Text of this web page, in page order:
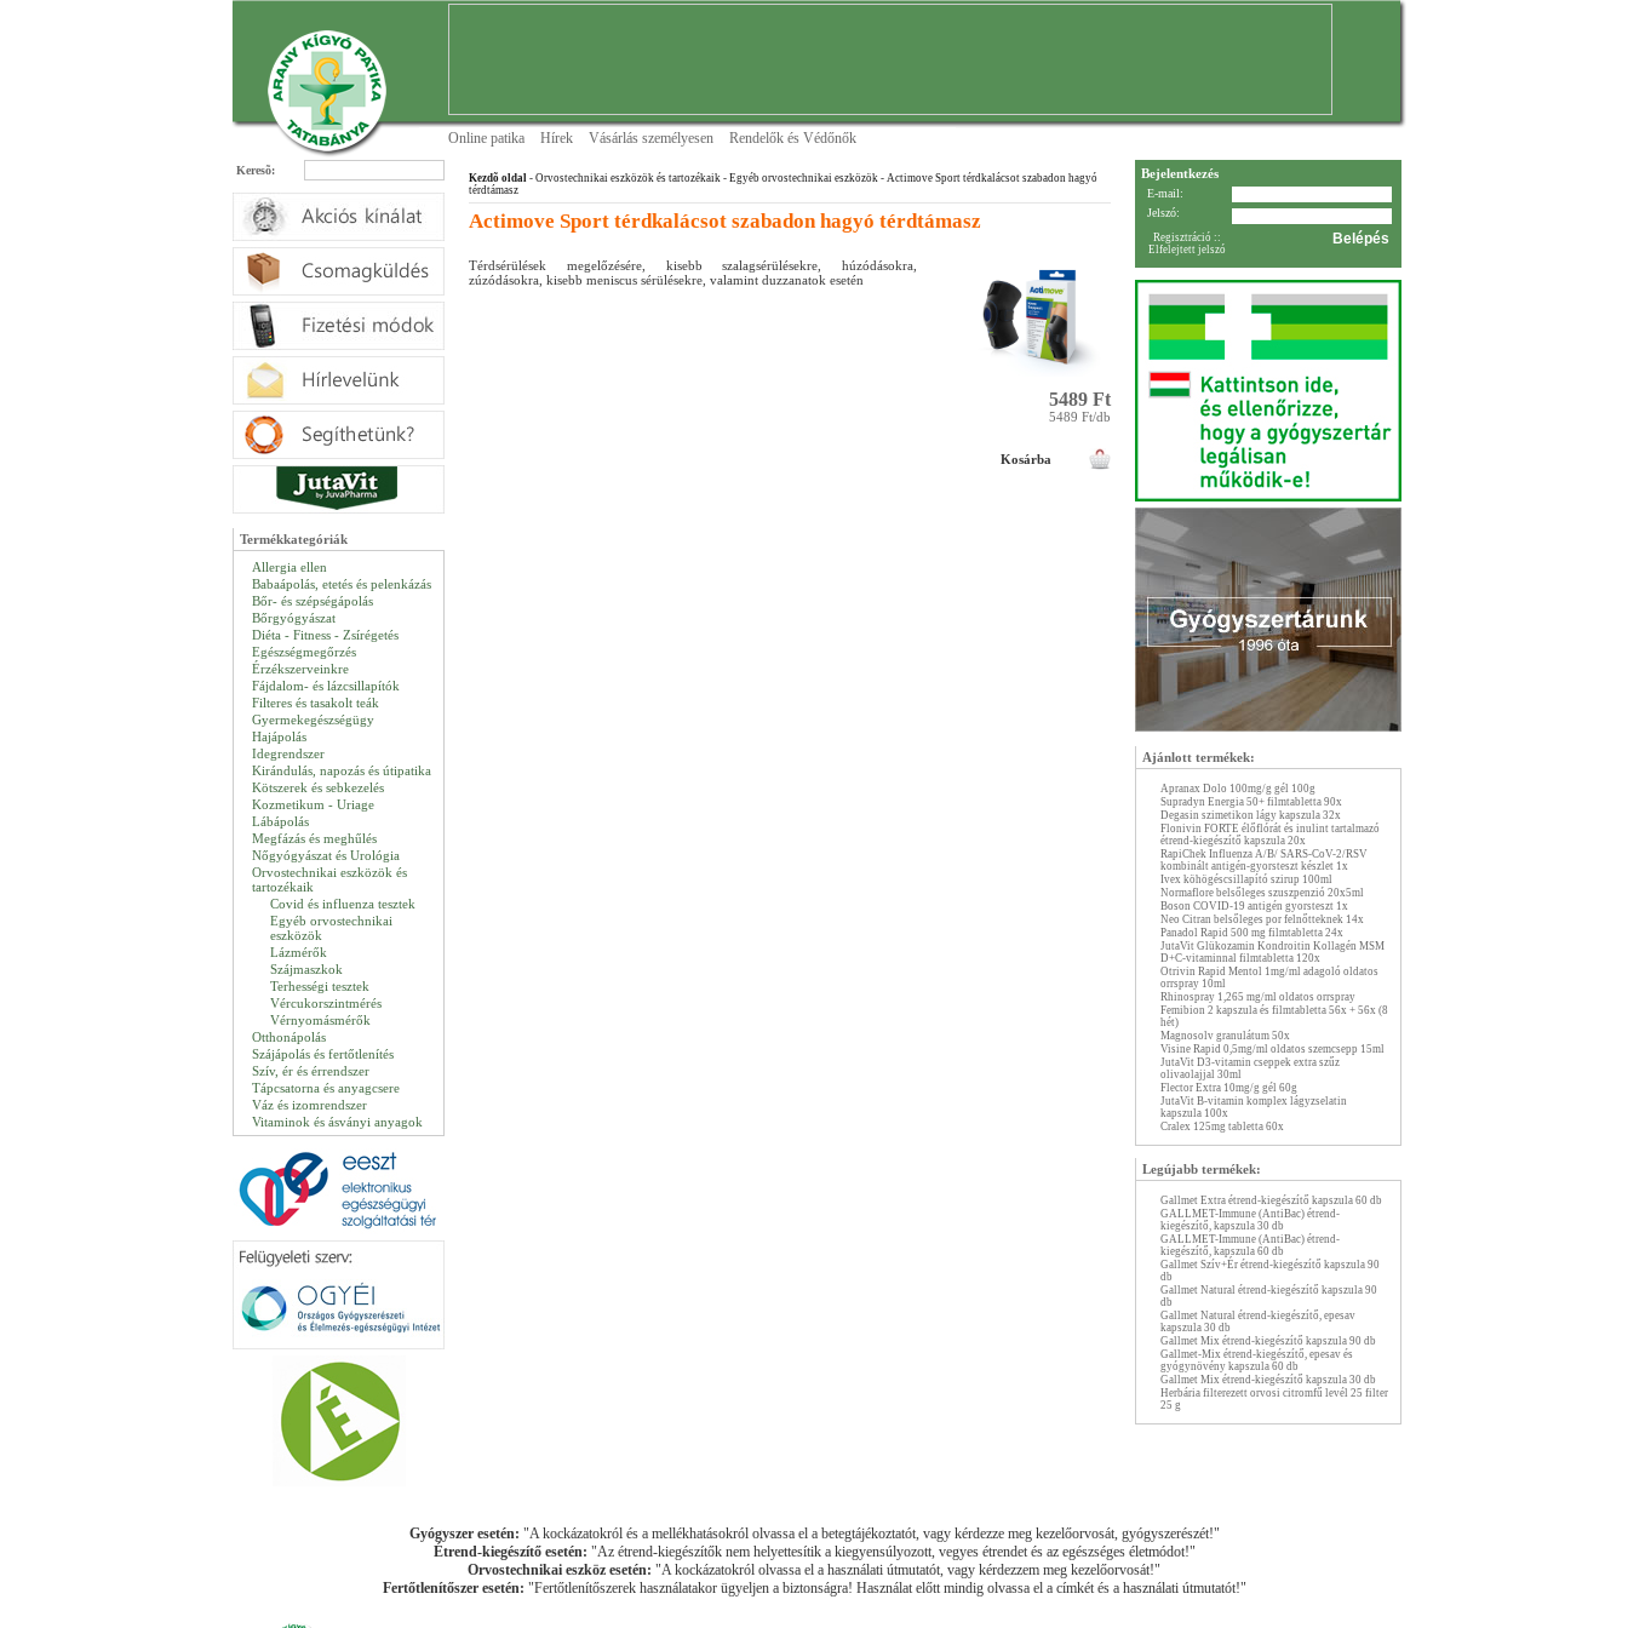
Online patika Hírek Vásárlás személyesen Rendelők és Védőnők
Keresõ:
Termékkategóriák
Allergia ellen
Babaápolás, etetés és pelenkázás
Bőr- és szépségápolás
Bőrgyógyászat
Diéta - Fitness - Zsírégetés
Egészségmegőrzés
Érzékszerveinkre
Fájdalom- és lázcsillapítók
Filteres és tasakolt teák
Gyermekegészségügy
Hajápolás
Idegrendszer
Kirándulás, napozás és útipatika
Kötszerek és sebkezelés
Kozmetikum - Uriage
Lábápolás
Megfázás és meghűlés
Nőgyógyászat és Urológia
Orvostechnikai eszközök és
tartozékaik
Covid és influenza tesztek
Egyéb orvostechnikai
eszközök
Lázmérők
Szájmaszkok
Terhességi tesztek
Vércukorszintmérés
Vérnyomásmérők
Otthonápolás
Szájápolás és fertőtlenítés
Szív, ér és érrendszer
Tápcsatorna és anyagcsere
Váz és izomrendszer
Vitaminok és ásványi anyagok
Kezdõ oldal - Orvostechnikai eszközök és tartozékaik - Egyéb orvostechnikai eszközök - Actimove Sport térdkalácsot szabadon hagyó
térdtámasz
Actimove Sport térdkalácsot szabadon hagyó térdtámasz
5489 Ft
5489 Ft/db
Kosárba
Térdsérülések megelőzésére, kisebb szalagsérülésekre, húzódásokra,
zúzódásokra, kisebb meniscus sérülésekre, valamint duzzanatok esetén
Bejelentkezés
E-mail:
Jelszó:
Regisztráció ::
Elfelejtett jelszó
Ajánlott termékek:
Apranax Dolo 100mg/g gél 100g
Supradyn Energia 50+ filmtabletta 90x
Degasin szimetikon lágy kapszula 32x
Flonivin FORTE élőflórát és inulint tartalmazó
étrend-kiegészítő kapszula 20x
RapiChek Influenza A/B/ SARS-CoV-2/RSV
kombinált antigén-gyorsteszt készlet 1x
Ivex köhögéscsillapító szirup 100ml
Normaflore belsőleges szuszpenzió 20x5ml
Boson COVID-19 antigén gyorsteszt 1x
Neo Citran belsőleges por felnőtteknek 14x
Panadol Rapid 500 mg filmtabletta 24x
JutaVit Glükozamin Kondroitin Kollagén MSM
D+C-vitaminnal filmtabletta 120x
Otrivin Rapid Mentol 1mg/ml adagoló oldatos
orrspray 10ml
Rhinospray 1,265 mg/ml oldatos orrspray
Femibion 2 kapszula és filmtabletta 56x + 56x (8
hét)
Magnosolv granulátum 50x
Visine Rapid 0,5mg/ml oldatos szemcsepp 15ml
JutaVit D3-vitamin cseppek extra szűz
olivaolajjal 30ml
Flector Extra 10mg/g gél 60g
JutaVit B-vitamin komplex lágyzselatin
kapszula 100x
Cralex 125mg tabletta 60x
Legújabb termékek:
Gallmet Extra étrend-kiegészítő kapszula 60 db
GALLMET-Immune (AntiBac) étrend-
kiegészítő, kapszula 30 db
GALLMET-Immune (AntiBac) étrend-
kiegészítő, kapszula 60 db
Gallmet Szív+Ér étrend-kiegészítő kapszula 90
db
Gallmet Natural étrend-kiegészítő kapszula 90
db
Gallmet Natural étrend-kiegészítő, epesav
kapszula 30 db
Gallmet Mix étrend-kiegészítő kapszula 90 db
Gallmet-Mix étrend-kiegészítő, epesav és
gyógynövény kapszula 60 db
Gallmet Mix étrend-kiegészítő kapszula 30 db
Herbária filterezett orvosi citromfű levél 25 filter
25 g
Gyógyszer esetén: "A kockázatokról és a mellékhatásokról olvassa el a betegtájékoztatót, vagy kérdezze meg kezelőorvosát, gyógyszerészét!"
Étrend-kiegészítő esetén: "Az étrend-kiegészítők nem helyettesítik a kiegyensúlyozott, vegyes étrendet és az egészséges életmódot!"
Orvostechnikai eszköz esetén: "A kockázatokról olvassa el a használati útmutatót, vagy kérdezzem meg kezelőorvosát!"
Fertőtlenítőszer esetén: "Fertőtlenítőszerek használatakor ügyeljen a biztonságra! Használat előtt mindig olvassa el a címkét és a használati útmutatót!"